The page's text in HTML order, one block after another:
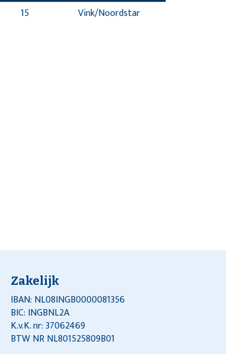
15 Vink/Noordstar
Zakelijk
IBAN: NL08INGB0000081356
BIC: INGBNL2A
K.v.K. nr: 37062469
BTW NR NL801525809B01